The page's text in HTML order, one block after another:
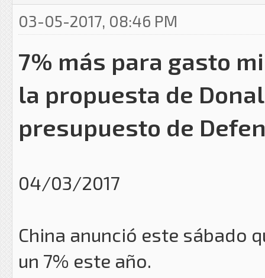
03-05-2017, 08:46 PM
7% más para gasto
la propuesta de
presupuesto de
04/03/2017
China anunció este sábado
un 7% este año.